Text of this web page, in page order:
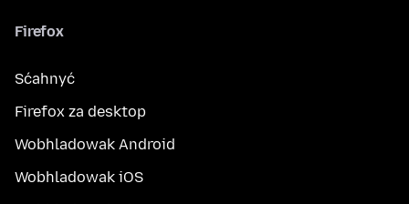
Firefox
Sćahnyć
Firefox za desktop
Wobhladowak Android
Wobhladowak iOS